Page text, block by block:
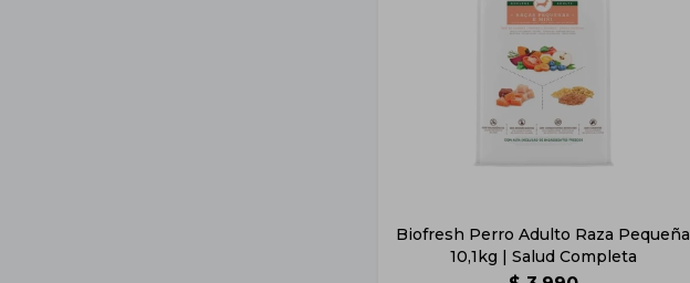
Biofresh Perro Adulto Raza Pequeña
10,1kg | Salud Completa